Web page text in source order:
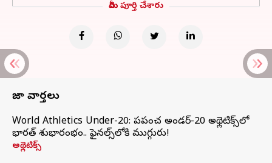
మీరు పూర్తి చేశారు
తాజా వార్తలు
World Athletics Under-20: ప్రపంచ అండర్-20 అథ్లెటిక్స్‌లో
భారత్‌ శుభారంభం.. ఫైనల్స్‌లోకి ముగ్గురు!
అథ్లెటిక్స్